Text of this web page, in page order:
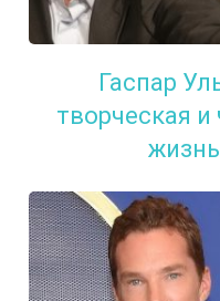
Гаспар
творческая и
жизнь